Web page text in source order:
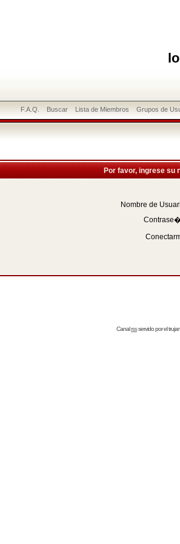
F.A.Q. Buscar Lista de Miembros Grupos de
Por favor, ingrese
Nombre de
Canalrssservido por el